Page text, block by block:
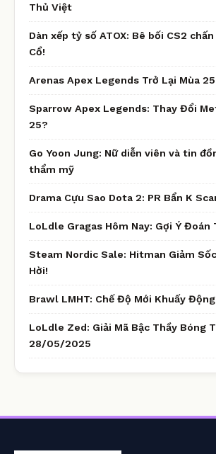
Thủ Việt
Dàn xếp tỷ số ATOX: Bê bối CS2
Cổ!
Arenas Apex Legends Trở Lại Mùa
Sparrow Apex Legends: Thay Đổi
25?
Go Yoon Jung: Nữ diễn viên và tin
thẩm mỹ
Drama Cựu Sao Dota 2: PR Bẩn K
LoLdle Gragas Hôm Nay: Gợi Ý Đoán
Steam Nordic Sale: Hitman Giảm
Hời!
Brawl LMHT: Chế Độ Mới Khuấy
LoLdle Zed: Giải Mã Bậc Thầy Bóng
28/05/2025